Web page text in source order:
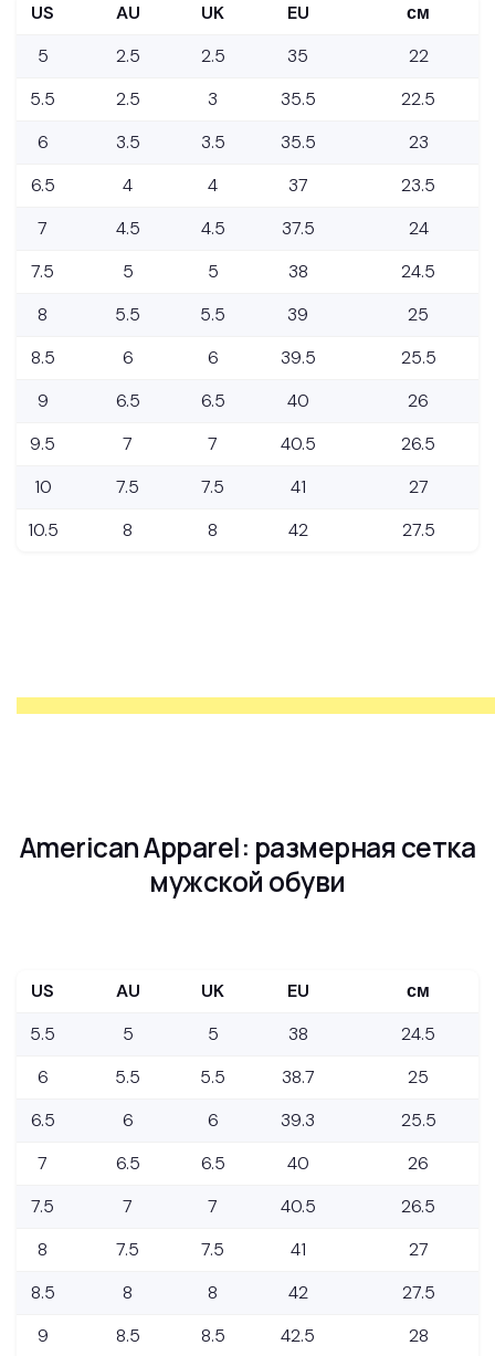
US AU UK EU
см
5
2.5 2.5 35
22
5.5
2.5 3 35.5
22.5
6
3.5 3.5 35.5
23
6.5
4 4 37
23.5
7
4.5 4.5 37.5
24
7.5
5 5 38
24.5
8
5.5 5.5 39
25
8.5
6 6 39.5
25.5
9
6.5 6.5 40
26
9.5
7 7 40.5
26.5
10
7.5 7.5 41
27
10.5
8 8 42 27.5
American Apparel: размерная сетка
мужской обуви
US AU UK EU
см
5.5
5 5 38
24.5
6
5.5 5.5 38.7
25
6.5
6 6 39.3
25.5
7
6.5 6.5 40
26
7.5
7 7 40.5
26.5
8
7.5 7.5 41
27
8.5
8 8 42
27.5
9
8.5 8.5 42.5
28